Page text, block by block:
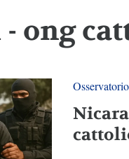
ong